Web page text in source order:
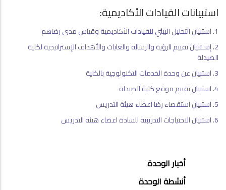
استبيانات القيادات الأكاديمية:
1. استبيان التحليل البيئي للقيادات الأكاديمية وقياس مدى رضاهم
2. إسـتبيان تقييم الرؤية والرسالة والغايات والأهداف الإستراتيجية لكلية
الصيدلة
3. استبيان عن وحدة الخدمات التكنولوجية بالكلية
4. استبيان تقييم موقع كلية الصيدلة
5. استبيان استقصاء رضا اعضاء هيئة التدريس
6. استبيان الاحتياجات التدريبية للسادة اعضاء هيئة التدريس
أخبار الوحدة
أنشطة الوحدة